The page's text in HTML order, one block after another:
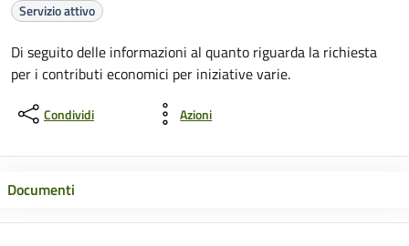
Servizio attivo
Di seguito delle informazioni al quanto riguarda la richiesta
per i contributi economici per iniziative varie.
Condividi Azioni
Documenti